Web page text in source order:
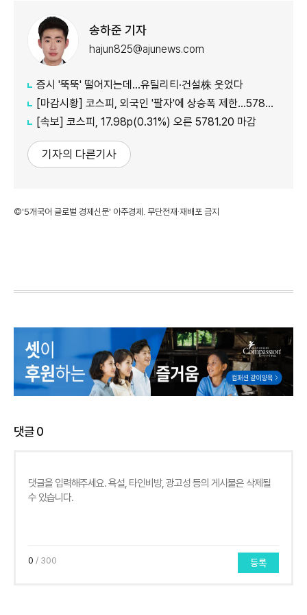
송하준 기자
hajun825@ajunews.com
증시 '뚝뚝' 떨어지는데…유틸리티·건설株 웃었다
[마감시황] 코스피, 외국인 '팔자'에 상승폭 제한…5780선 마감
[속보] 코스피, 17.98p(0.31%) 오른 5781.20 마감
기자의 다른기사
©'5개국어 글로벌 경제신문' 아주경제. 무단전재·재배포 금지
댓글0
0 / 300 등록